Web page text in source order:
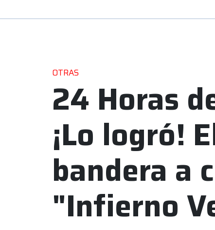
OTRAS
24 Horas
¡Lo logró!
bandera a
"Infierno